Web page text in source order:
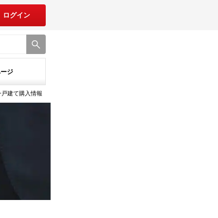
ログイン
ジ
建て購入情報